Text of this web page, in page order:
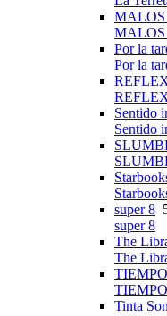
Por la
Por la
Sentido
Sentido
super 8
super 8
The
The
Tinta